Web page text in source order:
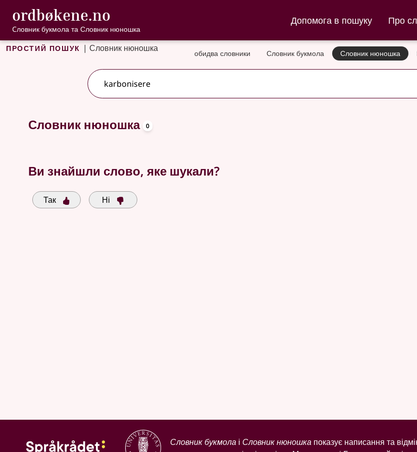
Перейти до основного вмісту
Доступність
ordbøkene.no , Cловник букмола та Словник нюношка
Cловник букмола та Словник нюношка
Допомога в пошуку Про
Простий пошук |Словник нюношка обидва словники Словник букмола Словник нюношка
Доступні пропозиції пошуку
Словник нюношка 0
Ви знайшли слово, яке шукали?
Так Ні
Словник букмола і Словник нюношка показує написання та